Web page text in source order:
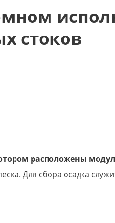
стоков
расположены
Для сбора осадка